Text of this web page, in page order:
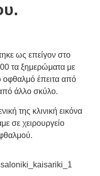
ως επείγον στο
τα ξημερώματα με
οφθαλμό έπειτα από
άλλο σκύλο.
της κλινική εικόνα
σε χειρουργείο